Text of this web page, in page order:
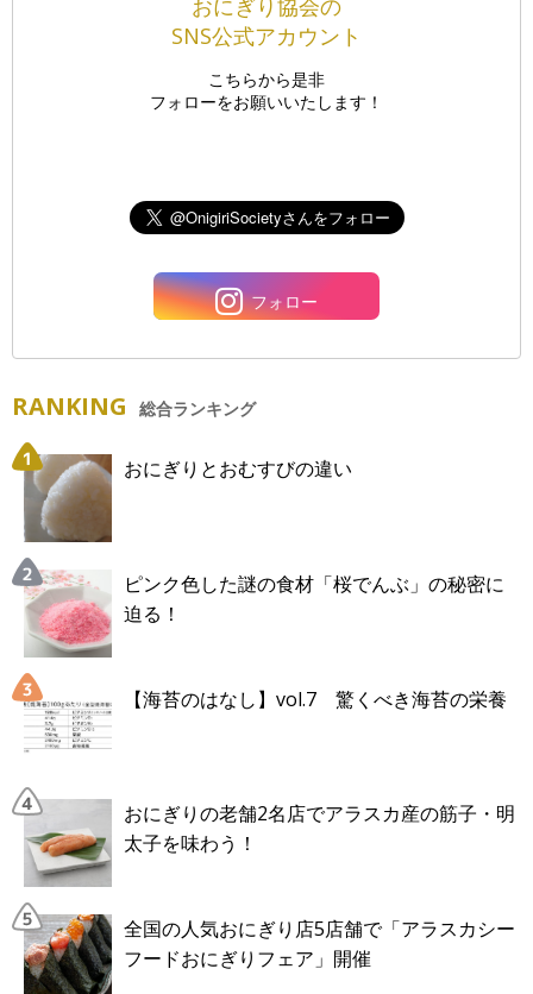
おにぎり協会の
SNS公式アカウント
こちらから是非
フォローをお願いいたします！
フォロー
RANKING 総合ランキング
おにぎりとおむすびの違い
ピンク色した謎の食材「桜でんぶ」の秘密に
迫る！
【海苔のはなし】vol.7 驚くべき海苔の栄養
おにぎりの老舗2名店でアラスカ産の筋子・明
太子を味わう！
全国の人気おにぎり店5店舗で「アラスカシー
フードおにぎりフェア」開催